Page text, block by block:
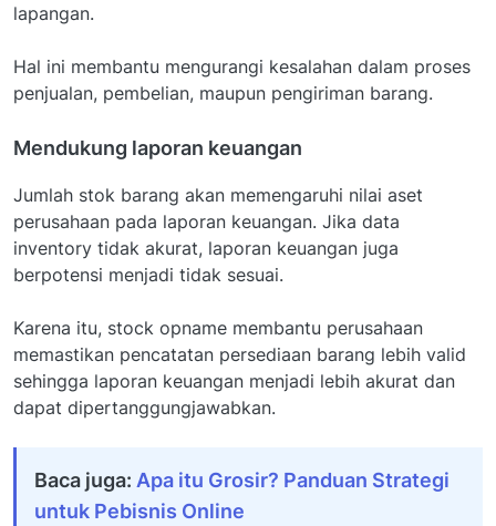
lapangan.
Hal ini membantu mengurangi kesalahan dalam proses
penjualan, pembelian, maupun pengiriman barang.
Mendukung laporan keuangan
Jumlah stok barang akan memengaruhi nilai aset
perusahaan pada laporan keuangan. Jika data
inventory tidak akurat, laporan keuangan juga
berpotensi menjadi tidak sesuai.
Karena itu, stock opname membantu perusahaan
memastikan pencatatan persediaan barang lebih valid
sehingga laporan keuangan menjadi lebih akurat dan
dapat dipertanggungjawabkan.
Baca juga: Apa itu Grosir? Panduan Strategi
untuk Pebisnis Online